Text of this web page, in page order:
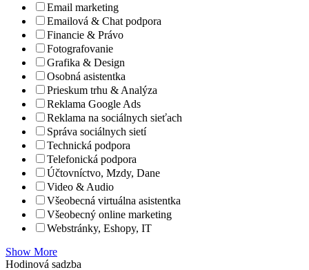
Email marketing
Emailová & Chat podpora
Financie & Právo
Fotografovanie
Grafika & Design
Osobná asistentka
Prieskum trhu & Analýza
Reklama Google Ads
Reklama na sociálnych sieťach
Správa sociálnych sietí
Technická podpora
Telefonická podpora
Účtovníctvo, Mzdy, Dane
Video & Audio
Všeobecná virtuálna asistentka
Všeobecný online marketing
Webstránky, Eshopy, IT
Show More
Hodinová sadzba